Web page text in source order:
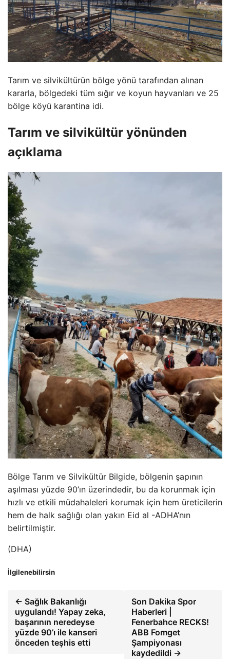
Tarım ve silvikültürün bölge yönü tarafından alınan
kararla, bölgedeki tüm sığır ve koyun hayvanları ve 25
bölge köyü karantina idi.
Tarım ve silvikültür yönünden
açıklama
Bölge Tarım ve Silvikültür Bilgide, bölgenin şapının
aşılması yüzde 90’ın üzerindedir, bu da korunmak için
hızlı ve etkili müdahaleleri korumak için hem üreticilerin
hem de halk sağlığı olan yakın Eid al -ADHA’nın
belirtilmiştir.
(DHA)
İlgilenebilirsin
← Sağlık Bakanlığı
uygulandı! Yapay zeka,
başarının neredeyse
yüzde 90’ı ile kanseri
önceden teşhis etti
Son Dakika Spor
Haberleri |
Fenerbahce RECKS!
ABB Fomget
Şampiyonası
kaydedildi →